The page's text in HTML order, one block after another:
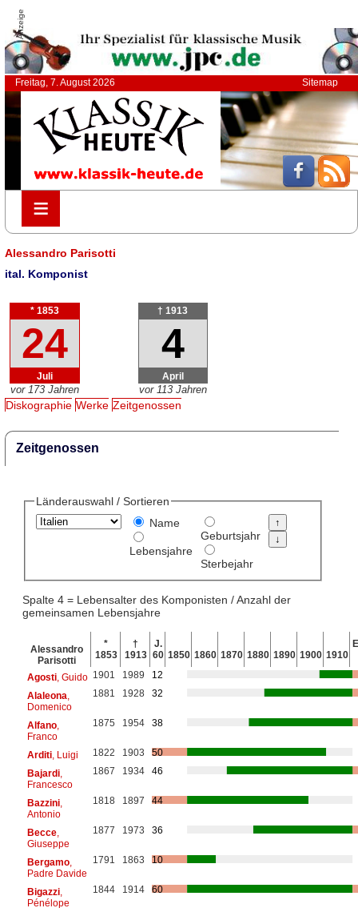
Anzeige
Freitag, 7. August 2026 Sitemap
≡
≡
Alessandro Parisotti
ital. Komponist
* 1853
24
Juli
vor 173 Jahren
† 1913
4
April
vor 113 Jahren
Diskographie Werke Zeitgenossen
Zeitgenossen
Länderauswahl / Sortieren
Name
Lebensjahre
Geburtsjahr
Sterbejahr
Spalte 4 = Lebensalter des Komponisten / Anzahl der
gemeinsamen Lebensjahre
Alessandro
Parisotti
*
1853
†
1913
J.
60 1850 1860 1870 1880 1890 1900 1910
Agosti, Guido 1901 1989
12
Alaleona
Domenico
1881 1928 32
Alfano,
Franco
1875 1954 38
Arditi, Luigi 1822 1903
50
Bajardi,
Francesco
1867 1934 46
Bazzini,
Antonio
1818 1897 44
Becce,
Giuseppe
1877 1973 36
Bergamo,
Padre Davide
1791 1863 10
Bigazzi,
Pénélope
1844 1914 60